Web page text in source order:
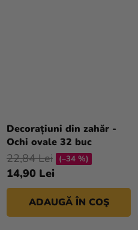
Decorațiuni din zahăr -
Ochi ovale 32 buc
14,90 Lei
22,84 Lei (–34 %)
ADAUGĂ ÎN COŞ